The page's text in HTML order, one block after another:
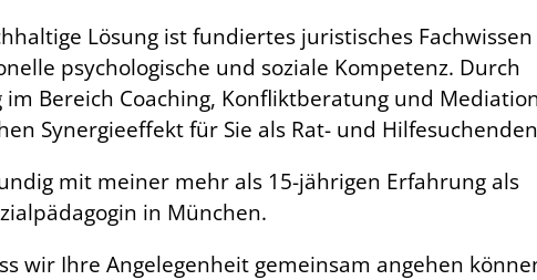
Lösung ist fundiertes juristisches Fachwissen
psychologische und soziale Kompetenz. Durch
Bereich Coaching, Konfliktberatung und
Synergieeffekt für Sie als Rat- und
mit meiner mehr als 15-jährigen Erfahrung als
in München.
wir Ihre Angelegenheit gemeinsam angehen